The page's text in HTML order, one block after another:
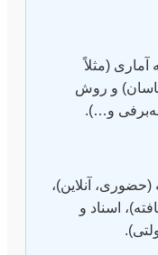
(مثلاً
و روش
و…).
آنلاین)،
اسناد و